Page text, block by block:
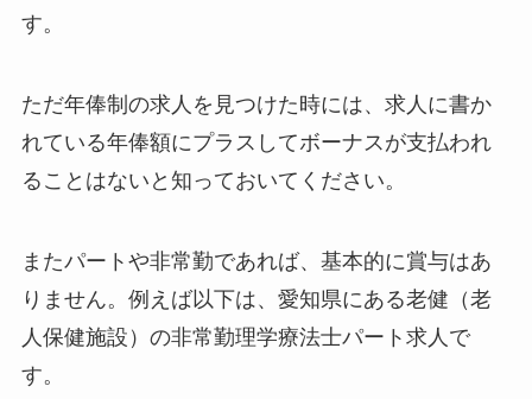
す。
ただ年俸制の求人を見つけた時には、求人に書か
れている年俸額にプラスしてボーナスが支払われ
ることはないと知っておいてください。
またパートや非常勤であれば、基本的に賞与はあ
りません。例えば以下は、愛知県にある老健（老
人保健施設）の非常勤理学療法士パート求人で
す。